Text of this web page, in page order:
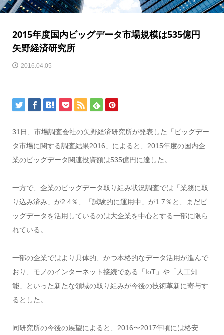
2015年度国内ビッグデータ市場規模は535億円
矢野経済研究所
2016.04.05
31日、市場調査会社の矢野経済研究所が発表した「ビッグデー
タ市場に関する調査結果2016」によると、2015年度の国内企
業のビッグデータ関連投資額は535億円に達した。
一方で、企業のビッグデータ取り組み状況調査では「業務に取
り込み済み」が2.4％、「試験的に運用中」が1.7％と、まだビ
ッグデータを活用しているのは大企業を中心とする一部に限ら
れている。
一部の企業ではより具体的、かつ本格的なデータ活用が進んで
おり、モノのインターネット接続である「IoT」や「人工知
能」といった新たな領域の取り組みが今後の技術革新に寄与す
るとした。
同研究所の今後の展望によると、2016〜2017年頃には格安